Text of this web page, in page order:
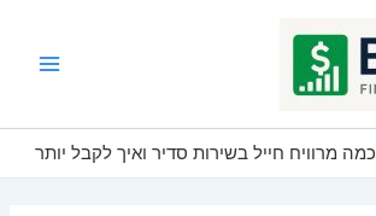
כמה מרוויח חייל בשירות סדיר ואיך לקבל יותר